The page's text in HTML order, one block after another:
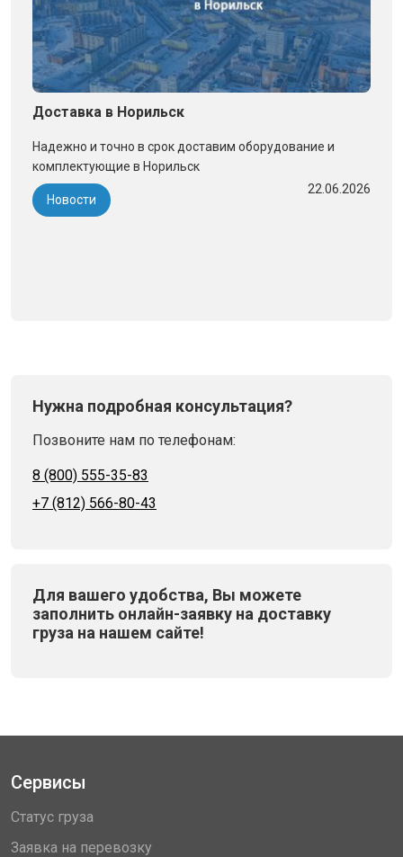
Доставка в Норильск
Надежно и точно в срок доставим оборудование и
комплектующие в Норильск
Новости
22.06.2026
Нужна подробная консультация?
Позвоните нам по телефонам:
8 (800) 555-35-83
+7 (812) 566-80-43
Для вашего удобства, Вы можете
заполнить онлайн-заявку на доставку
груза на нашем сайте!
Сервисы
Статус груза
Заявка на перевозку